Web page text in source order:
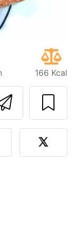
166 Kcal
de